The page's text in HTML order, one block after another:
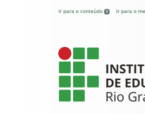
Ir para o conteúdo 1 Ir para o
Instituto